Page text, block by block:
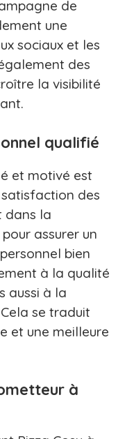
de
une
sociaux et les
des
la visibilité
qualifié
et motivé est
des
dans la
assurer un
bien
à la qualité
aussi à la
se traduit
et une meilleure
à